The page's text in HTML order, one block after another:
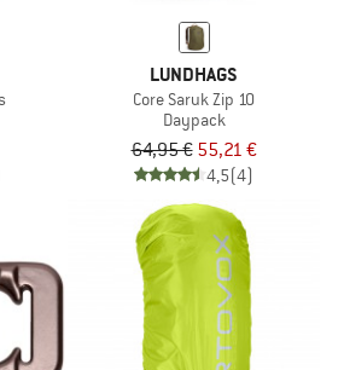
LUNDHAGS
Core Saruk Zip 10
Daypack
64,95 € 55,21 €
4,5(4)